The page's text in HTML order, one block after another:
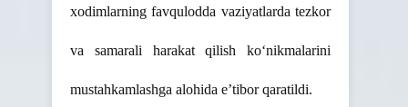
xodimlarning favqulodda vaziyatlarda tezkor
va samarali harakat qilish ko‘nikmalarini
mustahkamlashga alohida e’tibor qaratildi.